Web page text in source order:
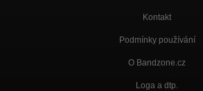
Kontakt
Podmínky používání
O Bandzone.cz
Loga a dtp.